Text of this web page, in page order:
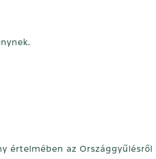
értelmében az Országgyűlésről